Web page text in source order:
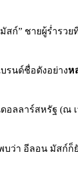
” ชายผู้ร่ำรว
รนด์ชื่อดังอย่างห
ลาร์สหรัฐ (ณ
ว่า อีลอน มัสก์